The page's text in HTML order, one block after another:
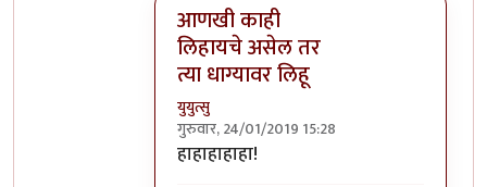
आणखी काही
लिहायचे असेल तर
त्या धाग्यावर लिहू
युयुत्सु
गुरुवार, 24/01/2019 15:28
In reply to
हाहाहाहाहा!